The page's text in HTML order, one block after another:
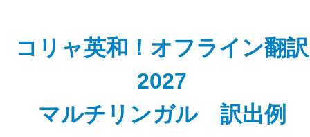
コリャ英和！オフライン翻訳
2027
マルチリンガル 訳出例